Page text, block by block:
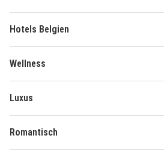
Hotels Belgien
Wellness
Luxus
Romantisch